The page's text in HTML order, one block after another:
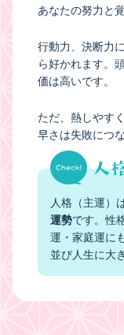
あなたの努力と
行動力、決断力
ら好かれます。
価は高いです。
ただ、熱しやす
早さは失敗につ
人格（主運）
運勢です。性
運・家庭運に
並び人生に大